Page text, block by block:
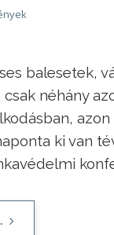
balesetek,
néhány
ki van